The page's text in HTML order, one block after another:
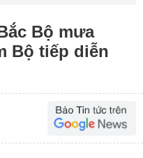
Bộ mưa
Bộ tiếp diễn